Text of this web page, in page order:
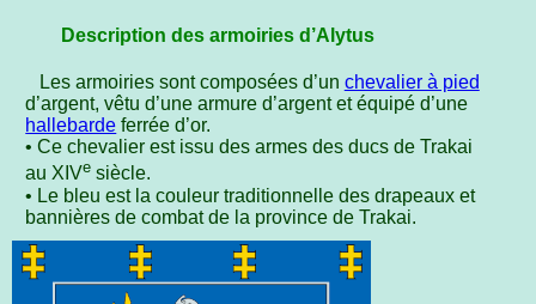
Description des armoiries d’Alytus
Les armoiries sont composées d’un chevalier à pied
d’argent, vêtu d’une armure d’argent et équipé d’une
hallebarde ferrée d’or.
• Ce chevalier est issu des armes des ducs de Trakai
au XIVe siècle.
• Le bleu est la couleur traditionnelle des drapeaux et
bannières de combat de la province de Trakai.